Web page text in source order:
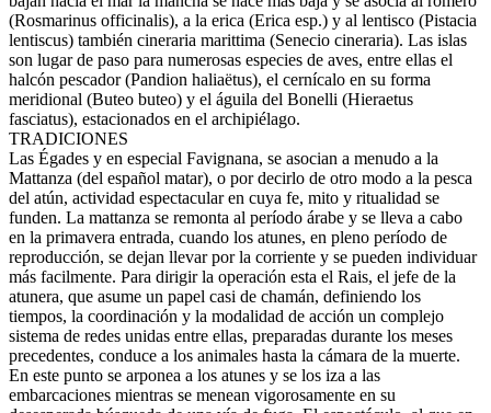
(Rosmarinus officinalis), a la erica (Erica esp.) y al lentisco (Pistacia
lentiscus) también cineraria marittima (Senecio cineraria). Las islas
son lugar de paso para numerosas especies de aves, entre ellas el
halcón pescador (Pandion haliaëtus), el cernícalo en su forma
meridional (Buteo buteo) y el águila del Bonelli (Hieraetus
fasciatus), estacionados en el archipiélago.
TRADICIONES
Las Égades y en especial Favignana, se asocian a menudo a la
Mattanza (del español matar), o por decirlo de otro modo a la pesca
del atún, actividad espectacular en cuya fe, mito y ritualidad se
funden. La mattanza se remonta al período árabe y se lleva a cabo
en la primavera entrada, cuando los atunes, en pleno período de
reproducción, se dejan llevar por la corriente y se pueden individuar
más facilmente. Para dirigir la operación esta el Rais, el jefe de la
atunera, que asume un papel casi de chamán, definiendo los
tiempos, la coordinación y la modalidad de acción un complejo
sistema de redes unidas entre ellas, preparadas durante los meses
precedentes, conduce a los animales hasta la cámara de la muerte.
En este punto se arponea a los atunes y se los iza a las
embarcaciones mientras se menean vigorosamente en su